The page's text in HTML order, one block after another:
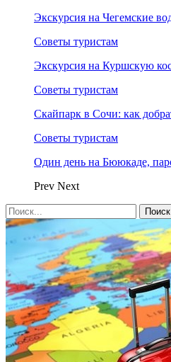
Экскурсия на Чегемские
Советы туристам
Экскурсия на Куршскую
Советы туристам
Скайпарк в Сочи: как
Советы туристам
Один день на Бююкаде,
Prev Next